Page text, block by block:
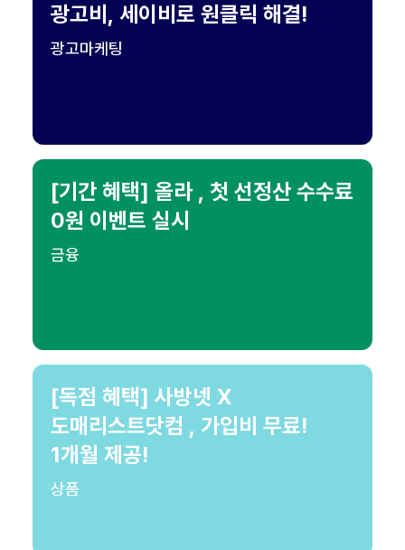
광고비, 세이비로 원클릭 해결!
광고마케팅
[기간 혜택] 올라 , 첫 선정산 수수료
0원 이벤트 실시
금융
[독점 혜택] 사방넷 X
도매리스트닷컴 , 가입비 무료!
1개월 제공!
상품